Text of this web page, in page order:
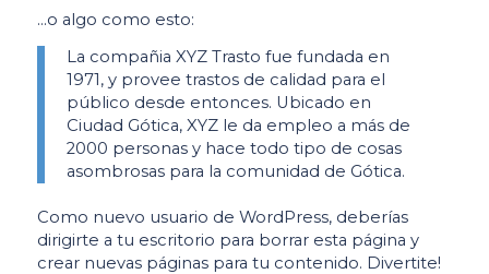
…o algo como esto:
La compañia XYZ Trasto fue fundada en
1971, y provee trastos de calidad para el
público desde entonces. Ubicado en
Ciudad Gótica, XYZ le da empleo a más de
2000 personas y hace todo tipo de cosas
asombrosas para la comunidad de Gótica.
Como nuevo usuario de WordPress, deberías
dirigirte a tu escritorio para borrar esta página y
crear nuevas páginas para tu contenido. Divertite!